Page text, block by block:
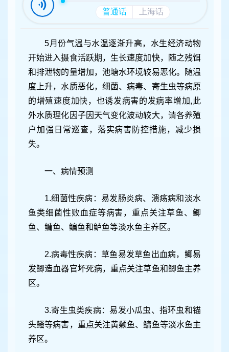
5月份气温与水温逐渐升高，水生经济动物
开始进入摄食活跃期，生长速度加快，随之残饵
和排泄物的量增加，池塘水环境较易恶化。随温
度上升，水质恶化，细菌、病毒、寄生虫等病原
的增殖速度加快，也诱发病害的发病率增加,此
外水质理化因子因天气变化波动较大，请各养殖
户加强日常巡查，落实病害防控措施，减少损
失。
一、病情预测
1.细菌性疾病：易发肠炎病、溃疡病和淡水
鱼类细菌性败血症等病害，重点关注草鱼、鲫
鱼、鳙鱼、鳊鱼和鲈鱼等淡水鱼主养区。
2.病毒性疾病：草鱼易发草鱼出血病，鲫易
发鲫造血器官坏死病，重点关注草鱼和鲫鱼主养
区。
3.寄生虫类疾病：易发小瓜虫、指环虫和锚
头鳋等病害，重点关注黄颡鱼、鳙鱼等淡水鱼主
养区。